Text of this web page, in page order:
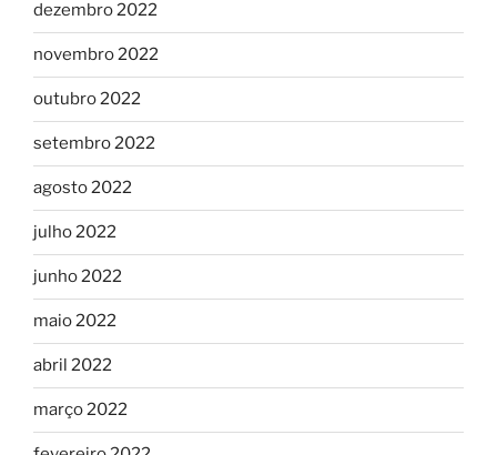
dezembro 2022
novembro 2022
outubro 2022
setembro 2022
agosto 2022
julho 2022
junho 2022
maio 2022
abril 2022
março 2022